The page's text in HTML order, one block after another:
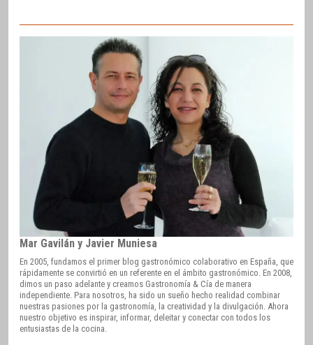
Mar Gavilán y Javier Muniesa
En 2005, fundamos el primer blog gastronómico colaborativo en España, que
rápidamente se convirtió en un referente en el ámbito gastronómico. En 2008,
dimos un paso adelante y creamos Gastronomía & Cía de manera
independiente. Para nosotros, ha sido un sueño hecho realidad combinar
nuestras pasiones por la gastronomía, la creatividad y la divulgación. Ahora
nuestro objetivo es inspirar, informar, deleitar y conectar con todos los
entusiastas de la cocina.